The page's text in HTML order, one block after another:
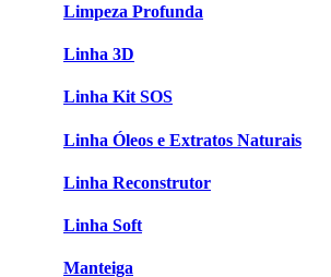
Limpeza Profunda
Linha 3D
Linha Kit SOS
Linha Óleos e Extratos Naturais
Linha Reconstrutor
Linha Soft
Manteiga